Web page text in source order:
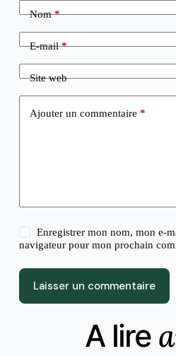
Nom*
E-mail*
Site web
Ajouter un commentaire *
Enregistrer mon nom, mon e-
navigateur pour mon prochain
Laisser un commentaire
A lire